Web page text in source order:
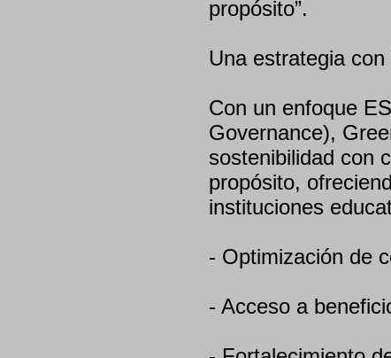
propósito”.
Una estrategia
Con un enfoque
Governance),
sostenibilidad con
propósito,
instituciones
- Optimización de
- Acceso a